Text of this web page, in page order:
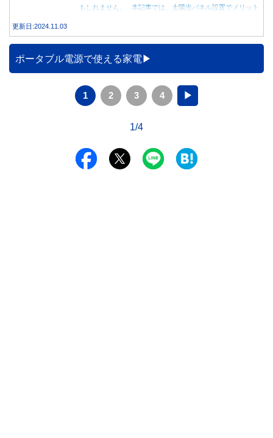
もしれません。 本記事では、太陽光パネル設置でメリット
更新日:2024.11.03
ポータブル電源で使える家電
1 2 3 4 ▶
1/4